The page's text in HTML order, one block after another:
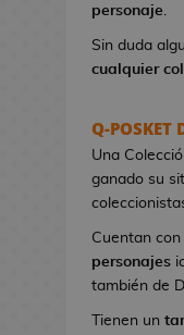
personaje.
Sin duda
cualquier
Q-POSKET
Una
ganado su
Cuentan con
personajes
también de
Tienen un